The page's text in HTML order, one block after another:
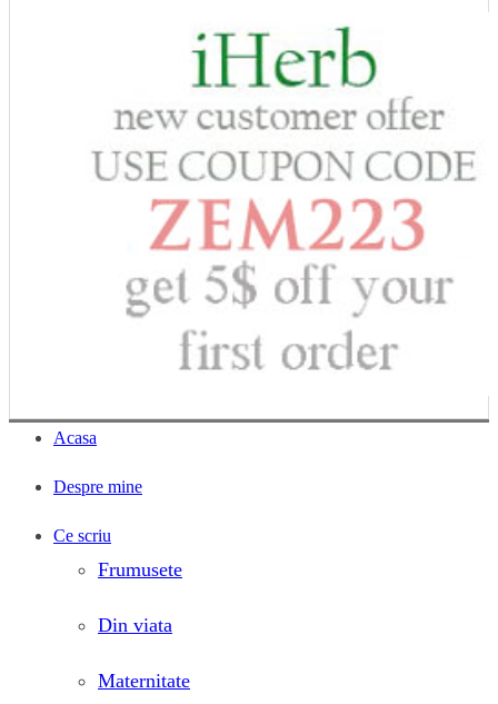
Acasa
Despre mine
Ce scriu
Frumusete
Din viata
Maternitate